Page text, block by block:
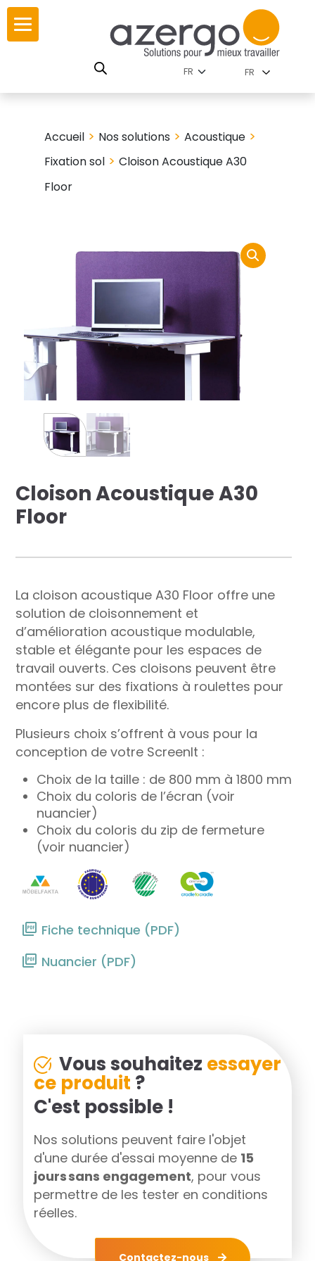
Skip
content
par famille
solutions...
Vie
Azergo
FR
Accueil > Nos solutions >Acoustique >
Fixation sol >Cloison Acoustique A30
Floor
Cloison Acoustique A30
Floor
La cloison acoustique A30 Floor offre une
solution de cloisonnement et
d’amélioration acoustique modulable,
stable et élégante pour les espaces de
travail ouverts. Ces cloisons peuvent être
montées sur des fixations à roulettes pour
encore plus de flexibilité.
Plusieurs choix s’offrent à vous pour la
conception de votre ScreenIt :
Choix de la taille : de 800 mm à 1800 mm
Choix du coloris de l’écran (voir
nuancier)
Choix du coloris du zip de fermeture
(voir nuancier)
Fiche technique (PDF)
Nuancier (PDF)
Vous souhaitez essayer
ce produit ?
C'est possible !
Nos solutions peuvent faire l'objet
d'une durée d'essai moyenne de 15
jours sans engagement, pour vous
permettre de les tester en conditions
réelles.
Contactez-nous